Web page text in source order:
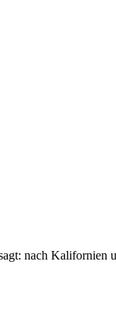
nach Kalifornien